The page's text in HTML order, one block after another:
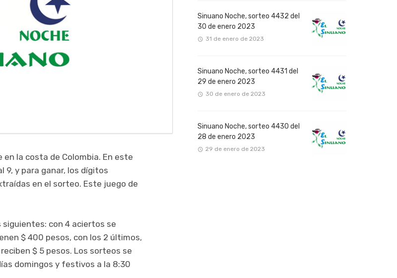
la costa de Colombia. En este
9, y para ganar, los dígitos
en el sorteo. Este juego de
siguientes: con 4 aciertos se
$ 400 pesos, con los 2 últimos,
$ 5 pesos. Los sorteos se
domingos y festivos a la 8:30
Sinuano Noche, sorteo 4432 del
30 de enero 2023
31 de enero de 2023
Sinuano Noche, sorteo 4431 del
29 de enero 2023
30 de enero de 2023
Sinuano Noche, sorteo 4430 del
28 de enero 2023
29 de enero de 2023